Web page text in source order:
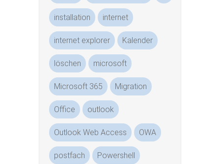
installation internet
internet explorer Kalender
löschen microsoft
Microsoft 365 Migration
Office outlook
Outlook Web Access OWA
postfach Powershell